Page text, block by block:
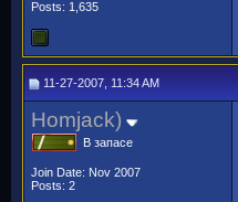
Posts: 1,635
11-27-2007, 11:34 AM
Homjack)
В запасе
Join Date: Nov 2007
Posts: 2